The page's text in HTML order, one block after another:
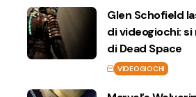
Glen Schofield
di videogiochi:
di Dead Space
VIDEOGIOCHI